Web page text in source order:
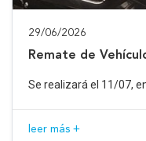
29/06/2026
Remate de
Se realizará el 11/07,
leer más +